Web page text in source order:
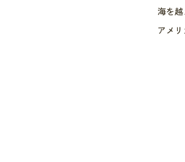
海を越
アメ